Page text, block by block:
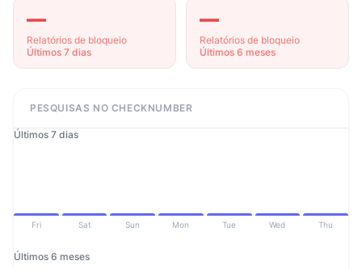
—
Relatórios de bloqueio
Últimos 7 dias
—
Relatórios de bloqueio
Últimos 6 meses
PESQUISAS NO CHECKNUMBER
Últimos 7 dias
Fri Sat Sun Mon Tue Wed Thu
Últimos 6 meses